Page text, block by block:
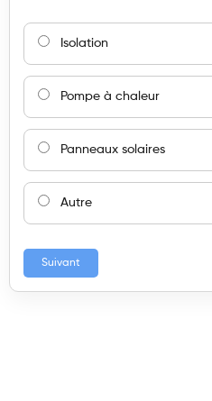
Isolation
Pompe à chaleur
Panneaux solaires
Autre
Suivant